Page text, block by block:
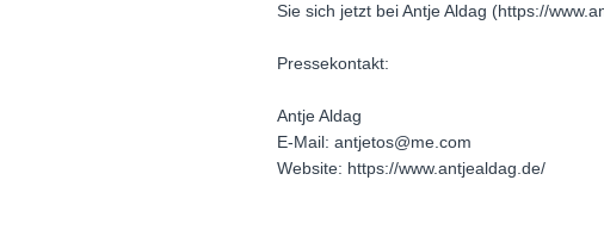
Sie sich jetzt bei Antje Aldag (https://
Pressekontakt:
Antje Aldag
E-Mail: antjetos@me.com
Website: https://www.antjealdag.de/